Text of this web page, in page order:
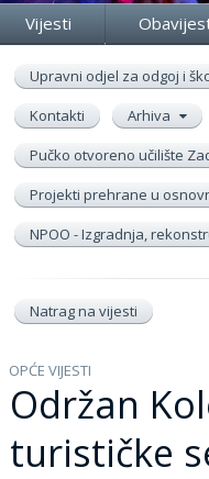
Vijesti
Upravni odjel za odgoj i
Kontakti
Arhiva
Pučko otvoreno učilište
Projekti prehrane u
NPOO - Izgradnja,
Natrag na vijesti
OPĆE VIJESTI
Održan
turističke